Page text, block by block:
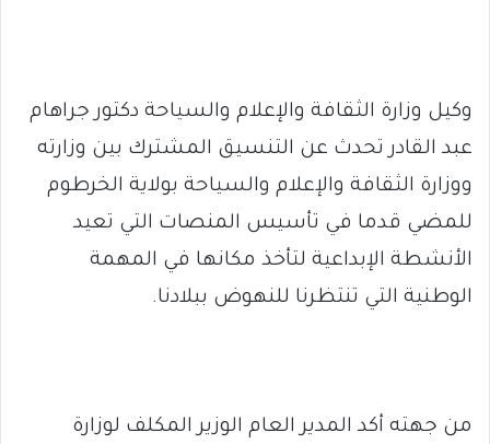
وكيل وزارة الثقافة والإعلام والسياحة دكتور جراهام
عبد القادر تحدث عن التنسيق المشترك بين وزارته
ووزارة الثقافة والإعلام والسياحة بولاية الخرطوم
للمضي قدما في تأسيس المنصات التي تعيد
الأنشطة الإبداعية لتأخذ مكانها في المهمة
الوطنية التي تنتظرنا للنهوض ببلادنا.
من جهته أكد المدير العام الوزير المكلف لوزارة